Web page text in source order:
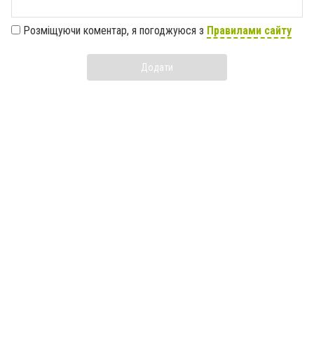
Розміщуючи коментар, я погоджуюся з Правилами сайту
Додати